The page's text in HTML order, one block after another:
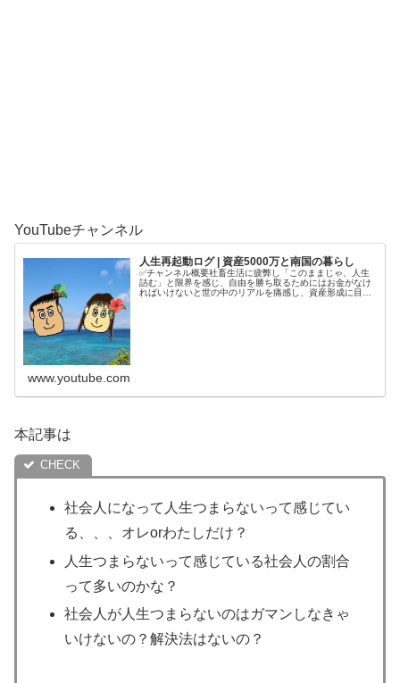
YouTubeチャンネル
人生再起動ログ | 資産5000万と南国の暮らし
✅チャンネル概要社畜生活に疲弊し「このままじゃ、人生
詰む」と限界を感じ、自由を勝ち取るためにはお金がなけ
ればいけないと世の中のリアルを痛感し、資産形成に目覚
www.youtube.com
本記事は
社会人になって人生つまらないって感じてい
る、、、オレorわたしだけ？
人生つまらないって感じている社会人の割合
って多いのかな？
社会人が人生つまらないのはガマンしなきゃ
いけないの？解決法はないの？